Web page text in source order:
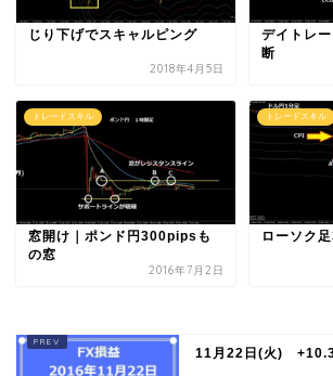
じり下げでスキャルピング
2018年4月5日
デイトレ
断
トレードスキル
窓開け｜ポンド円300pipsも
の窓
2016年7月2日
トレードスキル
ローソク
11月22日(火)